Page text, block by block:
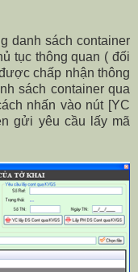
danh sách container
tục thông quan ( đối
chấp nhận thông
sách container qua
nhấn vào nút [YC
gửi yêu cầu lấy mã